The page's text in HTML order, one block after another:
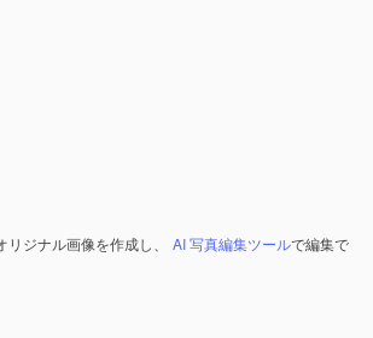
リジナル画像を作成し、 AI 写真編集ツールで編集で